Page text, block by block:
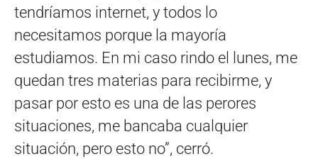
tendríamos internet, y todos lo
necesitamos porque la mayoría
estudiamos. En mi caso rindo el lunes, me
quedan tres materias para recibirme, y
pasar por esto es una de las perores
situaciones, me bancaba cualquier
situación, pero esto no”, cerró.